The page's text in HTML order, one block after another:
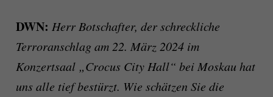
DWN: Herr Botschafter, der schreckliche
Terroranschlag am 22. März 2024 im
Konzertsaal „Crocus City Hall“ bei Moskau hat
uns alle tief bestürzt. Wie schätzen Sie die